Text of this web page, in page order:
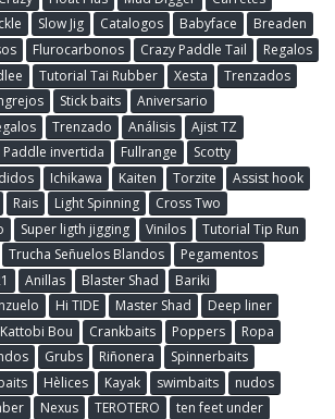
Slow Jig Catalogos Babyface
Breaden
Flurocarbonos Crazy Paddle Tail
Regalos
Tutorial Tai Rubber Xesta
Trenzados
Stick baits
Aniversario
Trenzado Análisis
Ajist TZ
Paddle invertida Fullrange
Scotty
Ichikawa Kaiten Torzite
Assist hook
Rais Light Spinning
Cross Two
Super ligth jigging Vinilos
Tutorial Tip Run
Trucha Señuelos Blandos
Pegamentos
Anillas Blaster Shad
Bariki
Hi TIDE Master Shad
Deep liner
Kattobi Bou Crankbaits Poppers
Ropa
Grubs Riñonera
Spinnerbaits
Hèlices Kayak swimbaits
nudos
Nexus TEROTERO
ten feet under